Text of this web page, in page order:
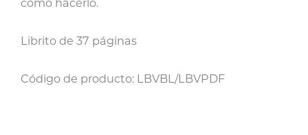
cómo hacerlo.
Librito de 37 páginas
Código de producto: LBVBL/LBVPDF